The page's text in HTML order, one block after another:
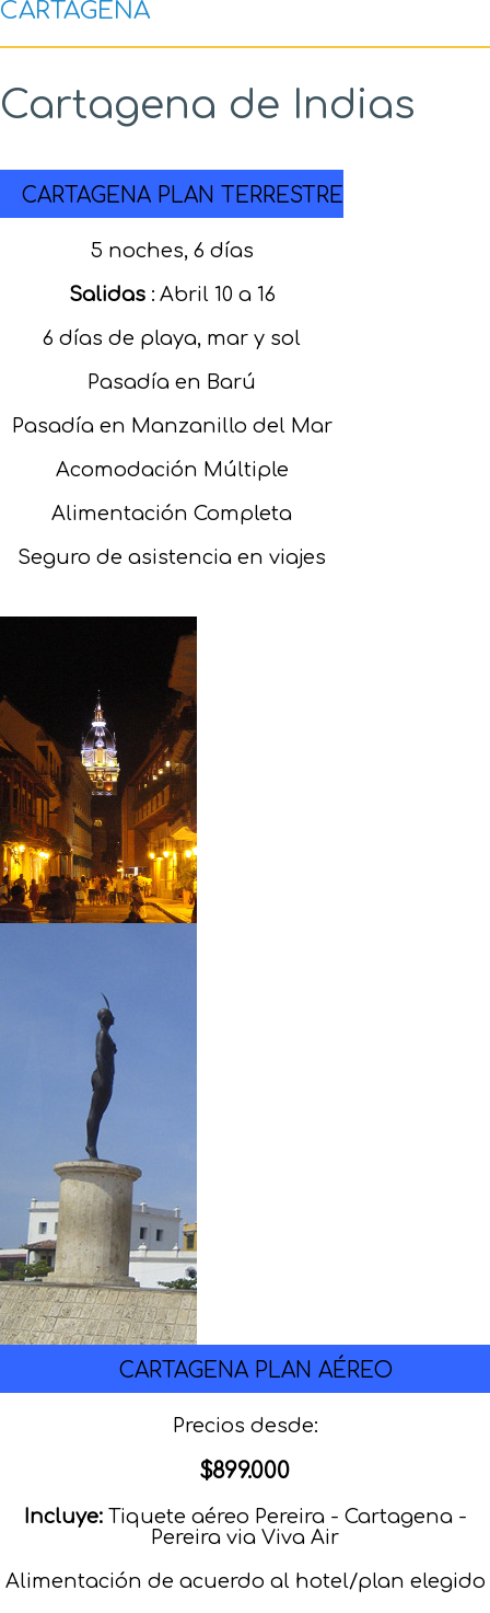
CARTAGENA
Cartagena de Indias
CARTAGENA PLAN TERRESTRE
5 noches, 6 días
Salidas: Abril 10 a 16
6 días de playa, mar y sol
Pasadía en Barú
Pasadía en Manzanillo del Mar
Acomodación Múltiple
Alimentación Completa
Seguro de asistencia en viajes
CARTAGENA PLAN AÉREO
Precios desde:
$899.000
Incluye:Tiquete aéreo Pereira - Cartagena -
Pereira via Viva Air
Alimentación de acuerdo al hotel/plan elegido